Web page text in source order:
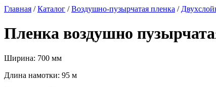
Главная / Каталог / Воздушно-пузырчатая пленка /
Пленка воздушно
Ширина: 700 мм
Длина намотки: 95 м